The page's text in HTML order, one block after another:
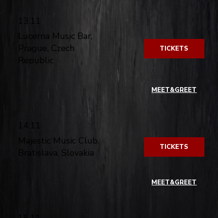
13.11
Lucerna Music Bar,
Prague, Czech
Republic
TICKETS
14.11
Majestic Music Club,
Bratislava, Slovakia
TICKETS
MEET&GREET
MEET&GREET